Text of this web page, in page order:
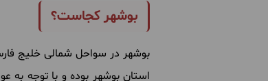
بوشهر کجاست؟
بوشهر در سواحل شمالی خلیج
استان بوشهر بوده و با توجه به